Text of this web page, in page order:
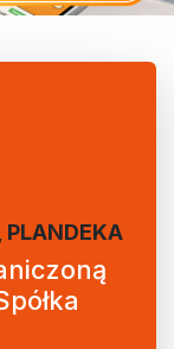
PLANDEKA